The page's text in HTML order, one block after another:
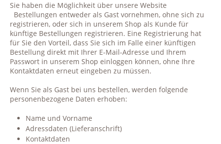
Sie haben die Möglichkeit über unsere Website
Bestellungen entweder als Gast vornehmen, ohne sich zu
registrieren, oder sich in unserem Shop als Kunde für
künftige Bestellungen registrieren. Eine Registrierung hat
für Sie den Vorteil, dass Sie sich im Falle einer künftigen
Bestellung direkt mit Ihrer E-Mail-Adresse und Ihrem
Passwort in unserem Shop einloggen können, ohne Ihre
Kontaktdaten erneut eingeben zu müssen.
Wenn Sie als Gast bei uns bestellen, werden folgende
personenbezogene Daten erhoben:
Name und Vorname
Adressdaten (Lieferanschrift)
Kontaktdaten